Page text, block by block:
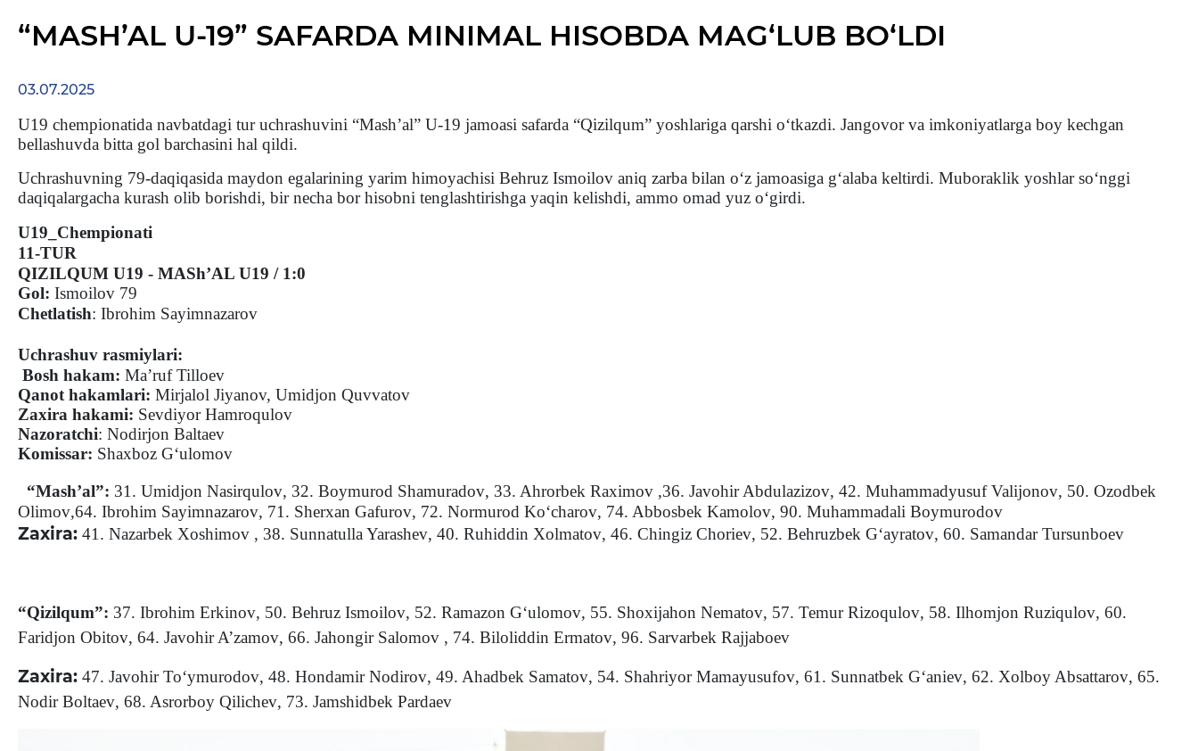
“MASH’AL U-19” SAFARDA MINIMAL HISOBDA MAG‘LUB BO‘LDI
03.07.2025
U19 chempionatida navbatdagi tur uchrashuvini “Mash’al” U-19 jamoasi safarda “Qizilqum” yoshlariga qarshi o‘tkazdi. Jangovor va imkoniyatlarga boy kechgan
bellashuvda bitta gol barchasini hal qildi.
Uchrashuvning 79-daqiqasida maydon egalarining yarim himoyachisi Behruz Ismoilov aniq zarba bilan o‘z jamoasiga g‘alaba keltirdi. Muboraklik yoshlar so‘nggi
daqiqalargacha kurash olib borishdi, bir necha bor hisobni tenglashtirishga yaqin kelishdi, ammo omad yuz o‘girdi.
U19_Chempionati
11-TUR
QIZILQUM U19 - MASh’AL U19 / 1:0
Gol: Ismoilov 79
Chetlatish: Ibrohim Sayimnazarov
Uchrashuv rasmiylari:
Bosh hakam: Ma’ruf Tilloev
Qanot hakamlari: Mirjalol Jiyanov, Umidjon Quvvatov
Zaxira hakami: Sevdiyor Hamroqulov
Nazoratchi: Nodirjon Baltaev
Komissar: Shaxboz G‘ulomov
“Mash’al”: 31. Umidjon Nasirqulov, 32. Boymurod Shamuradov, 33. Ahrorbek Raximov ,36. Javohir Abdulazizov, 42. Muhammadyusuf Valijonov, 50. Ozodbek
Olimov,64. Ibrohim Sayimnazarov, 71. Sherxan Gafurov, 72. Normurod Ko‘charov, 74. Abbosbek Kamolov, 90. Muhammadali Boymurodov
Zaxira: 41. Nazarbek Xoshimov , 38. Sunnatulla Yarashev, 40. Ruhiddin Xolmatov, 46. Chingiz Choriev, 52. Behruzbek G‘ayratov, 60. Samandar Tursunboev
“Qizilqum”: 37. Ibrohim Erkinov, 50. Behruz Ismoilov, 52. Ramazon G‘ulomov, 55. Shoxijahon Nematov, 57. Temur Rizoqulov, 58. Ilhomjon Ruziqulov, 60.
Faridjon Obitov, 64. Javohir A’zamov, 66. Jahongir Salomov , 74. Biloliddin Ermatov, 96. Sarvarbek Rajjaboev
Zaxira: 47. Javohir To‘ymurodov, 48. Hondamir Nodirov, 49. Ahadbek Samatov, 54. Shahriyor Mamayusufov, 61. Sunnatbek G‘aniev, 62. Xolboy Absattarov, 65.
Nodir Boltaev, 68. Asrorboy Qilichev, 73. Jamshidbek Pardaev